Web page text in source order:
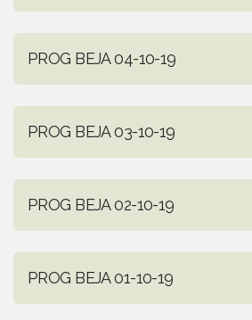
PROG BEJA 04-10-19
PROG BEJA 03-10-19
PROG BEJA 02-10-19
PROG BEJA 01-10-19